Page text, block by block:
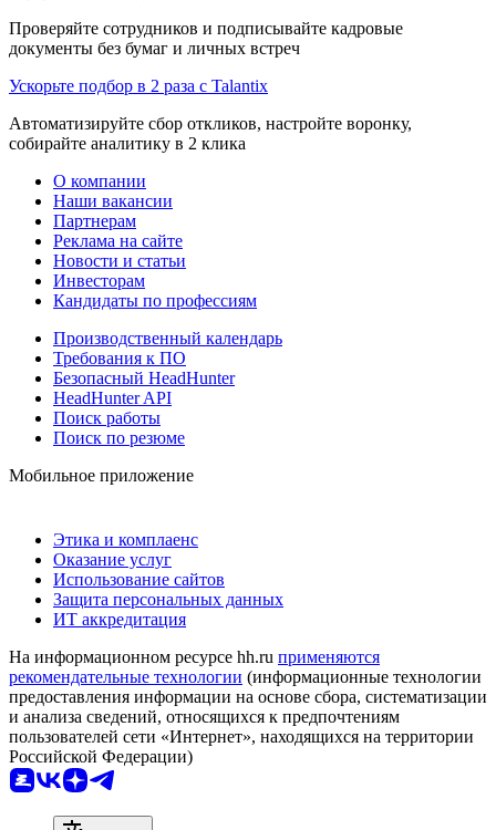
Проверяйте сотрудников и подписывайте кадровые
документы без бумаг и личных встреч
Ускорьте подбор в 2 раза с Talantix
Автоматизируйте сбор откликов, настройте воронку,
собирайте аналитику в 2 клика
О компании
Наши вакансии
Партнерам
Реклама на сайте
Новости и статьи
Инвесторам
Кандидаты по профессиям
Производственный календарь
Требования к ПО
Безопасный HeadHunter
HeadHunter API
Поиск работы
Поиск по резюме
Мобильное приложение
Этика и комплаенс
Оказание услуг
Использование сайтов
Защита персональных данных
ИТ аккредитация
На информационном ресурсе hh.ru применяются
рекомендательные технологии (информационные технологии
предоставления информации на основе сбора, систематизации
и анализа сведений, относящихся к предпочтениям
пользователей сети «Интернет», находящихся на территории
Российской Федерации)